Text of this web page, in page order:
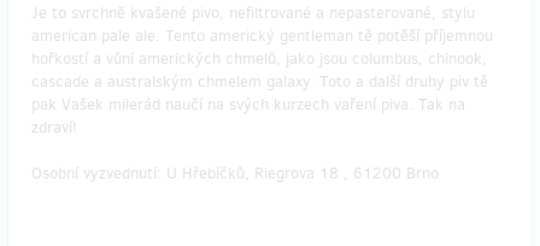
Je to svrchně kvašené pivo, nefiltrované a nepasterované, stylu
american pale ale. Tento americký gentleman tě potěší příjemnou
hořkostí a vůní amerických chmelů, jako jsou columbus, chinook,
cascade a australským chmelem galaxy. Toto a další druhy piv tě
pak Vašek milerád naučí na svých kurzech vaření piva. Tak na
zdraví!
Osobní vyzvednutí: U Hřebíčků, Riegrova 18 , 61200 Brno